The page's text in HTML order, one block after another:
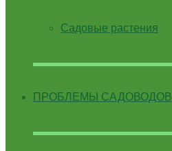
Садовые растения
ПРОБЛЕМЫ САДОВОДОВ